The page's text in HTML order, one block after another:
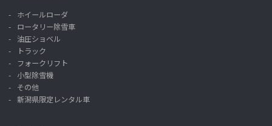
ホイールローダ
ロータリー除雪車
油圧ショベル
トラック
フォークリフト
小型除雪機
その他
新潟県限定レンタル車